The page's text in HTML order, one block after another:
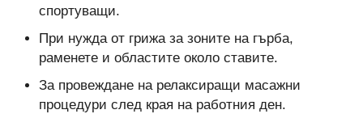
спортуващи.
При нужда от грижа за зоните на гърба,
раменете и областите около ставите.
За провеждане на релаксиращи масажни
процедури след края на работния ден.